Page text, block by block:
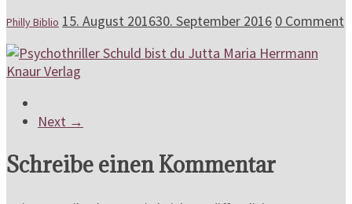
Philly Biblio 15. August 201630. September 2016 0 Comment
Next →
Schreibe einen Kommentar